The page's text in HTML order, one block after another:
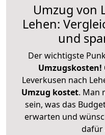
Umzug von
Lehen:
und
Der wichtigste
Umzugskosten!
Leverkusen nach
Umzug kostet. Man
sein, was das
erwarten und
dafür